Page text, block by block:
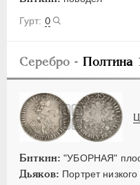
0
Серебро - Полтина
Биткин: "УБОРНАЯ"
Дьяков: Портрет